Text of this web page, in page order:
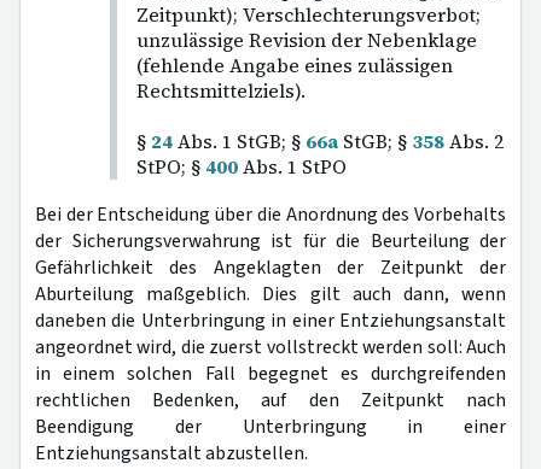
Zeitpunkt); Verschlechterungsverbot;
unzulässige Revision der Nebenklage
(fehlende Angabe eines zulässigen
Rechtsmittelziels).
§ 24Abs. 1 StGB; § 66a StGB; § 358Abs. 2
StPO; § 400Abs. 1 StPO
Bei der Entscheidung über die Anordnung des Vorbehalts
der Sicherungsverwahrung ist für die Beurteilung der
Gefährlichkeit des Angeklagten der Zeitpunkt der
Aburteilung maßgeblich. Dies gilt auch dann, wenn
daneben die Unterbringung in einer Entziehungsanstalt
angeordnet wird, die zuerst vollstreckt werden soll: Auch
in einem solchen Fall begegnet es durchgreifenden
rechtlichen Bedenken, auf den Zeitpunkt nach
Beendigung der Unterbringung in einer
Entziehungsanstalt abzustellen.